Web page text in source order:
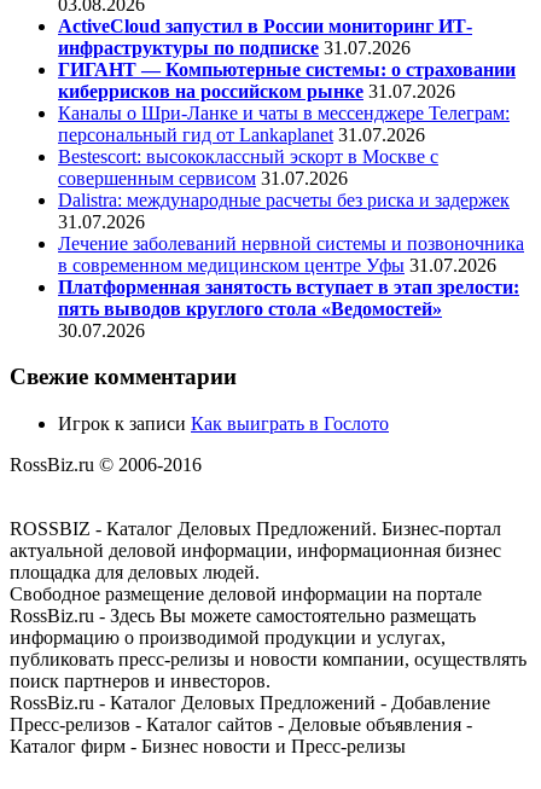
ActiveCloud запустил в России мониторинг ИТ-
инфраструктуры по подписке 31.07.2026
ГИГАНТ — Компьютерные системы: о страховании
киберрисков на российском рынке 31.07.2026
Каналы о Шри-Ланке и чаты в мессенджере Телеграм:
персональный гид от Lankaplanet 31.07.2026
Bestescort: высококлассный эскорт в Москве с
совершенным сервисом 31.07.2026
Dalistra: международные расчеты без риска и задержек
31.07.2026
Лечение заболеваний нервной системы и позвоночника
в современном медицинском центре Уфы 31.07.2026
Платформенная занятость вступает в этап зрелости:
пять выводов круглого стола «Ведомостей»
30.07.2026
Свежие комментарии
Игрок к записи Как выиграть в Гослото
RossBiz.ru © 2006-2016
ROSSBIZ - Каталог Деловых Предложений. Бизнес-портал
актуальной деловой информации, информационная бизнес
площадка для деловых людей.
Свободное размещение деловой информации на портале
RossBiz.ru - Здесь Вы можете самостоятельно размещать
информацию о производимой продукции и услугах,
публиковать пресс-релизы и новости компании, осуществлять
поиск партнеров и инвесторов.
RossBiz.ru - Каталог Деловых Предложений - Добавление
Пресс-релизов - Каталог сайтов - Деловые объявления -
Каталог фирм - Бизнес новости и Пресс-релизы